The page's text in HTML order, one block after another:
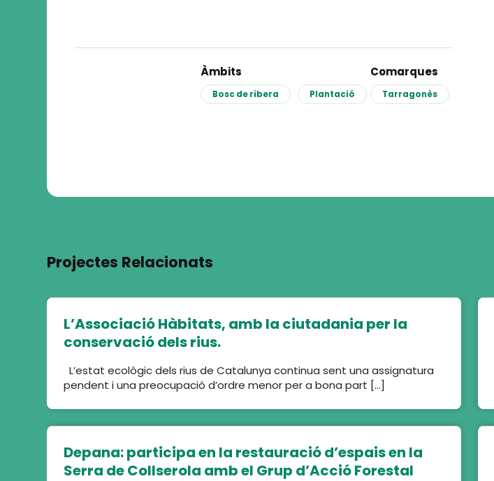
Àmbits
Bosc de ribera Plantació
Comarques
Tarragonès
Projectes Relacionats
L’Associació Hàbitats, amb la ciutadania per la
conservació dels rius.
L’estat ecològic dels rius de Catalunya continua sent una assignatura
pendent i una preocupació d’ordre menor per a bona part […]
Depana: participa en la restauració d’espais en la
Serra de Collserola amb el Grup d’Acció Forestal